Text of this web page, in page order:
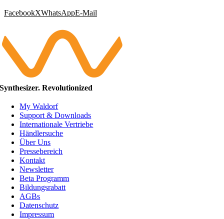
FacebookXWhatsAppE-Mail
Synthesizer. Revolutionized
My Waldorf
Support & Downloads
Internationale Vertriebe
Händlersuche
Über Uns
Pressebereich
Kontakt
Newsletter
Beta Programm
Bildungsrabatt
AGBs
Datenschutz
Impressum